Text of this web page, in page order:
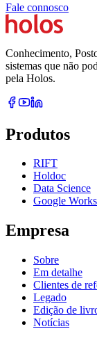
Fale connosco
Conhecimento,
sistemas que não
pela Holos.
Produtos
RIFT
Holdoc
Data Science
Google
Empresa
Sobre
Em detalhe
Clientes de
Legado
Edição de
Notícias